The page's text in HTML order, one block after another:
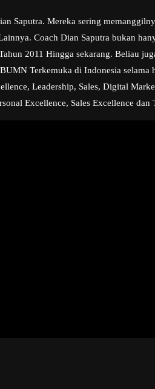
Saputra. Mereka sering
Coach Dian Saputra bukan
2011 Hingga sekarang. Beliau
Terkemuka di Indonesia
Leadership, Sales, Digital
Excellence, Sales Excellence